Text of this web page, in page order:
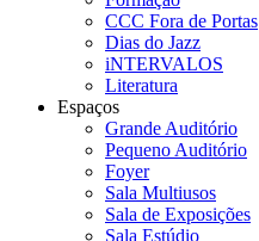
CCC Fora de Portas
Dias do Jazz
iNTERVALOS
Literatura
Espaços
Grande Auditório
Pequeno Auditório
Foyer
Sala Multiusos
Sala de Exposições
Sala Estúdio